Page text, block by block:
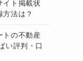
イト掲載状
方法は？
トの不動産
い評判・口